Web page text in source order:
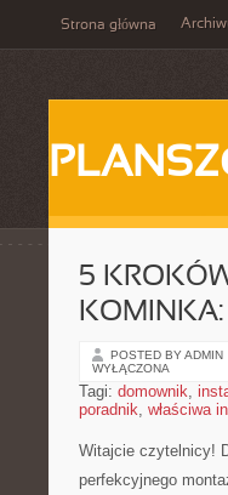
Strona główna
5
POSTED BY ADMIN
WYŁĄCZONA
Tagi: domownik,
poradnik, właściwa
Witajcie czytelnicy!
perfekcyjnego